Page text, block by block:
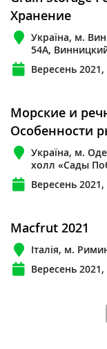
Хранение
Україна, м.
54А,
Вересень 2021,
Морские и
Особенности
Україна, м.
холл «Сады
Вересень 2021,
Macfrut 2021
Італія, м.
Вересень 2021,